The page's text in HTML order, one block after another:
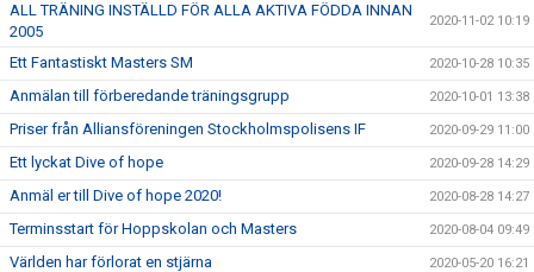
ALL TRÄNING INSTÄLLD FÖR ALLA AKTIVA FÖDDA INNAN
2005
2020-11-02 10:19
Ett Fantastiskt Masters SM 2020-10-28 10:35
Anmälan till förberedande träningsgrupp 2020-10-01 13:38
Priser från Alliansföreningen Stockholmspolisens IF 2020-09-29 11:00
Ett lyckat Dive of hope 2020-09-28 14:29
Anmäl er till Dive of hope 2020! 2020-08-28 14:27
Terminsstart för Hoppskolan och Masters 2020-08-04 09:49
Världen har förlorat en stjärna 2020-05-20 16:21